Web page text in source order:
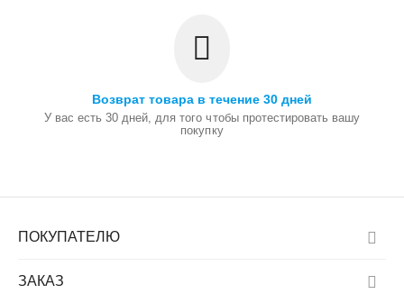
Возврат товара в течение 30 дней
У вас есть 30 дней, для того чтобы протестировать вашу
покупку
ПОКУПАТЕЛЮ
ЗАКАЗ